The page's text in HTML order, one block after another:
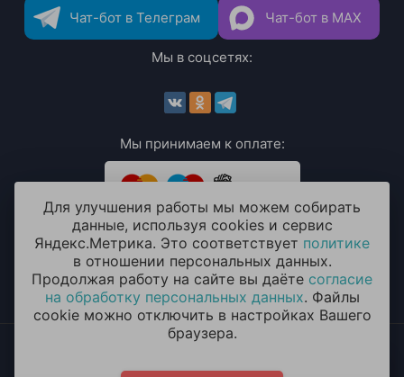
Чат-бот в Телеграм Чат-бот в MAX
Мы в соцсетях:
Мы принимаем к оплате:
2014 - 2026 © «ОКЕАН ШАРОВ» Воздушные шары с
Для улучшения работы мы можем собирать
данные, используя cookies и сервис
Яндекс.Метрика. Это соответствует политике
в отношении персональных данных.
Продолжая работу на сайте вы даёте согласие
на обработку персональных данных. Файлы
cookie можно отключить в настройках Вашего
браузера.